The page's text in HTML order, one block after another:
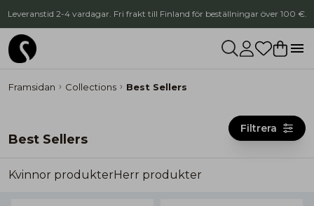
Leveranstid 2-4 vardagar. Fri frakt till Finland för beställningar över 100 €.
Framsidan Collections Best Sellers
Best Sellers
Filtrera
Kvinnor produkterHerr produkter